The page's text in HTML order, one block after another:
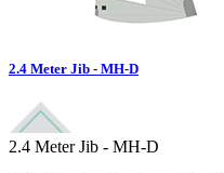
2.4 Meter Jib - MH-D
2.4 Meter Jib - MH-D